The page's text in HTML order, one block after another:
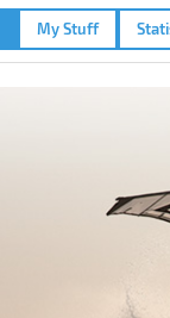
My Stuff